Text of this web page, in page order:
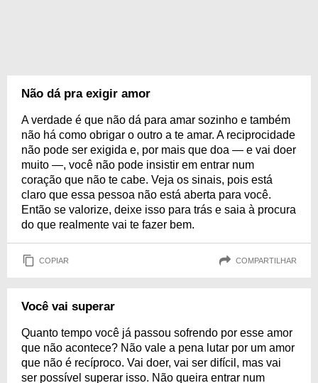
Não dá pra exigir amor
A verdade é que não dá para amar sozinho e também
não há como obrigar o outro a te amar. A reciprocidade
não pode ser exigida e, por mais que doa — e vai doer
muito —, você não pode insistir em entrar num
coração que não te cabe. Veja os sinais, pois está
claro que essa pessoa não está aberta para você.
Então se valorize, deixe isso para trás e saia à procura
do que realmente vai te fazer bem.
COPIAR COMPARTILHAR
Você vai superar
Quanto tempo você já passou sofrendo por esse amor
que não acontece? Não vale a pena lutar por um amor
que não é recíproco. Vai doer, vai ser difícil, mas vai
ser possível superar isso. Não queira entrar num